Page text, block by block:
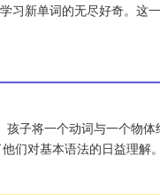
习新单词的无尽好奇。这
子将一个动词与一个物体
们对基本语法的日益理解。